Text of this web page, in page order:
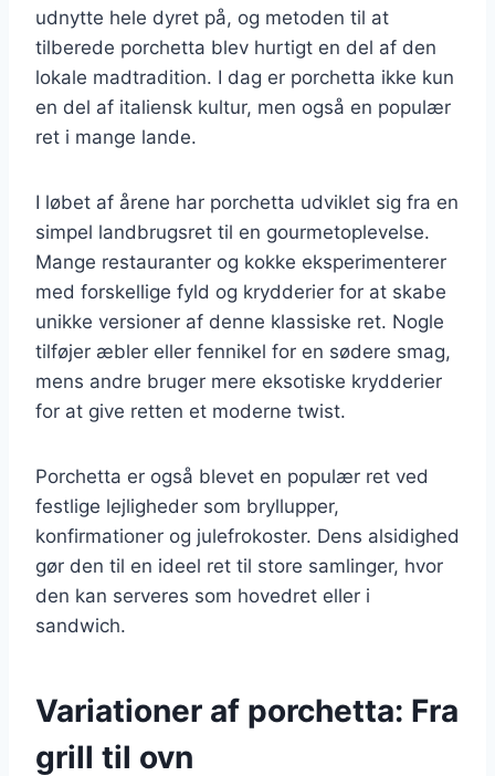
udnytte hele dyret på, og metoden til at
tilberede porchetta blev hurtigt en del af den
lokale madtradition. I dag er porchetta ikke kun
en del af italiensk kultur, men også en populær
ret i mange lande.
I løbet af årene har porchetta udviklet sig fra en
simpel landbrugsret til en gourmetoplevelse.
Mange restauranter og kokke eksperimenterer
med forskellige fyld og krydderier for at skabe
unikke versioner af denne klassiske ret. Nogle
tilføjer æbler eller fennikel for en sødere smag,
mens andre bruger mere eksotiske krydderier
for at give retten et moderne twist.
Porchetta er også blevet en populær ret ved
festlige lejligheder som bryllupper,
konfirmationer og julefrokoster. Dens alsidighed
gør den til en ideel ret til store samlinger, hvor
den kan serveres som hovedret eller i
sandwich.
Variationer af porchetta: Fra
grill til ovn